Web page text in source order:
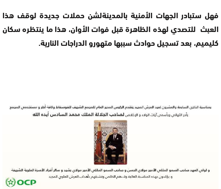
فهل ستبادر الجهات الأمنية بالمدينةلشن حملات جديدة لوقف هذا
العبث للتصدي لهذه الظاهرة قبل فوات الأوان، هذا ما ينتظره سكان
كليميم، بعد تسجيل حوادث سببها متهورو الدراجات النارية.